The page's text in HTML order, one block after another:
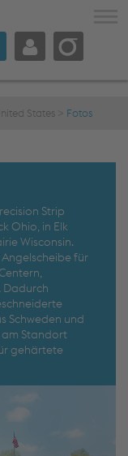
States Fotos
Strip
Ohio, in Elk
Wisconsin.
für
Dadurch
Schweden und
am Standort
gehärtete